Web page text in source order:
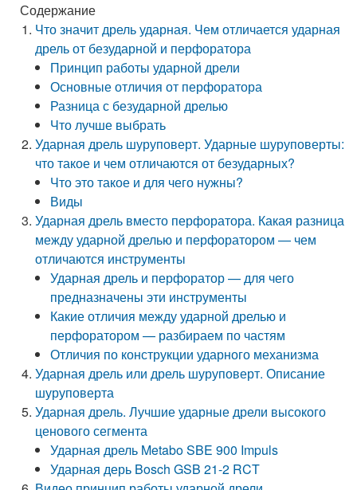
Содержание
Что значит дрель ударная. Чем отличается ударная
дрель от безударной и перфоратора
Принцип работы ударной дрели
Основные отличия от перфоратора
Разница с безударной дрелью
Что лучше выбрать
Ударная дрель шуруповерт. Ударные шуруповерты:
что такое и чем отличаются от безударных?
Что это такое и для чего нужны?
Виды
Ударная дрель вместо перфоратора. Какая разница
между ударной дрелью и перфоратором — чем
отличаются инструменты
Ударная дрель и перфоратор — для чего
предназначены эти инструменты
Какие отличия между ударной дрелью и
перфоратором — разбираем по частям
Отличия по конструкции ударного механизма
Ударная дрель или дрель шуруповерт. Описание
шуруповерта
Ударная дрель. Лучшие ударные дрели высокого
ценового сегмента
Ударная дрель Metabo SBE 900 Impuls
Ударная дерь Bosch GSB 21-2 RCT